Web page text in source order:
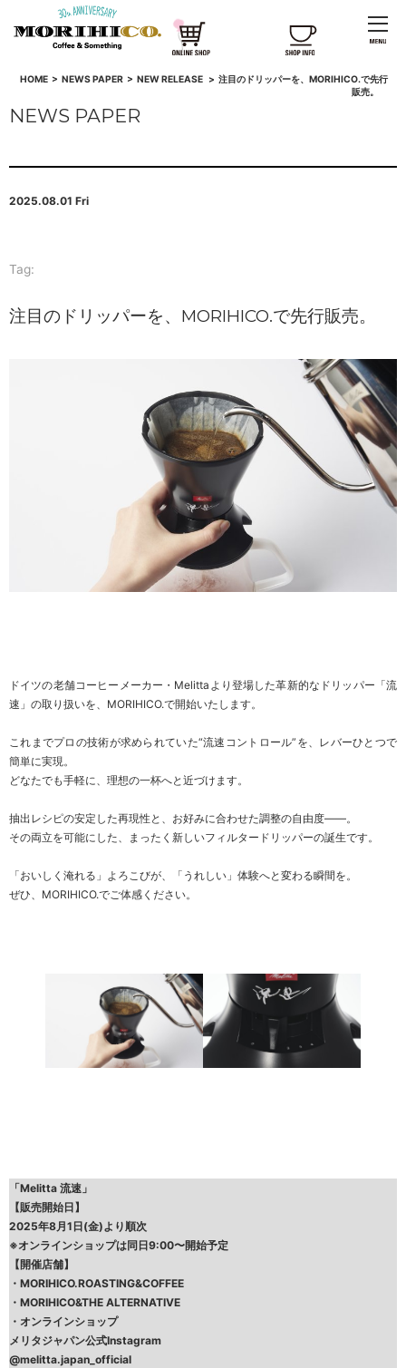
HOME> NEWS PAPER> NEW RELEASE > 注目のドリッパーを、MORIHICO.で先行
販売。
NEWS PAPER
2025.08.01 Fri
Tag:
注目のドリッパーを、MORIHICO.で先行販売。
ドイツの老舗コーヒーメーカー・Melittaより登場した革新的なドリッパー「流
速」の取り扱いを、MORIHICO.で開始いたします。
これまでプロの技術が求められていた“流速コントロール”を、レバーひとつで
簡単に実現。
どなたでも手軽に、理想の一杯へと近づけます。
抽出レシピの安定した再現性と、お好みに合わせた調整の自由度――。
その両立を可能にした、まったく新しいフィルタードリッパーの誕生です。
「おいしく淹れる」よろこびが、「うれしい」体験へと変わる瞬間を。
ぜひ、MORIHICO.でご体感ください。
「Melitta 流速」
【販売開始日】
2025年8月1日(金)より順次
※オンラインショップは同日9:00〜開始予定
【開催店舗】
・ MORIHICO.ROASTING&COFFEE
・ MORIHICO&THE ALTERNATIVE
・ オンラインショップ
メリタジャパン公式Instagram
@melitta.japan_official